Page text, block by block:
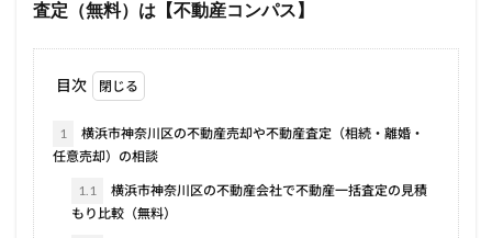
査定（無料）は【不動産コンパス】
目次
1
横浜市神奈川区の不動産売却や不動産査定（相続・離婚・
任意売却）の相談
1.1
横浜市神奈川区の不動産会社で不動産一括査定の見積
もり比較（無料）